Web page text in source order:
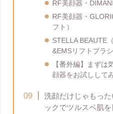
RF美顔器・
RF美顔器・
フト）
STELLA BEAUTE
&EMSリフトブラシ
【番外編】まずは
顔器をお試しして
洗顔だけじゃもっ
ックでツルスベ肌を